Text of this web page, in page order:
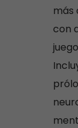
más
con